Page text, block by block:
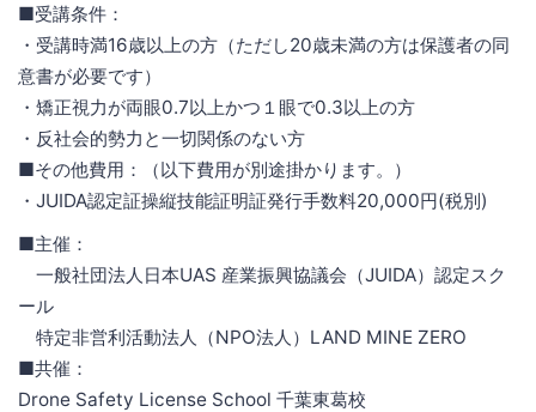
■受講条件：
・受講時満16歳以上の方（ただし20歳未満の方は保護者の同
意書が必要です）
・矯正視力が両眼0.7以上かつ１眼で0.3以上の方
・反社会的勢力と一切関係のない方
■その他費用：（以下費用が別途掛かります。）
・JUIDA認定証操縦技能証明証発行手数料20,000円(税別)
■主催：
一般社団法人日本UAS 産業振興協議会（JUIDA）認定スク
ール
特定非営利活動法人（NPO法人）LAND MINE ZERO
■共催：
Drone Safety License School 千葉東葛校